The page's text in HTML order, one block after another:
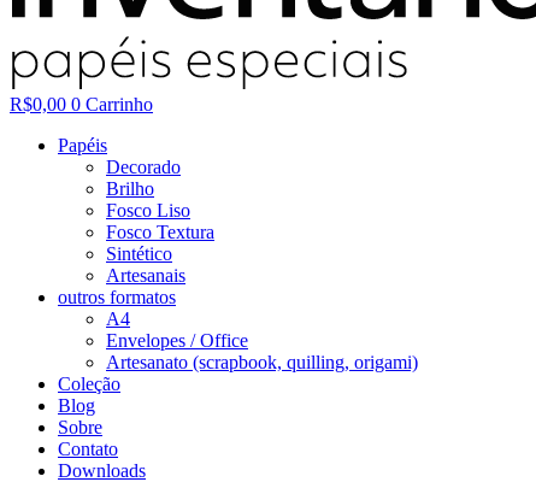
R$0,00 0 Carrinho
Papéis
Decorado
Brilho
Fosco Liso
Fosco Textura
Sintético
Artesanais
outros formatos
A4
Envelopes / Office
Artesanato (scrapbook, quilling, origami)
Coleção
Blog
Sobre
Contato
Downloads